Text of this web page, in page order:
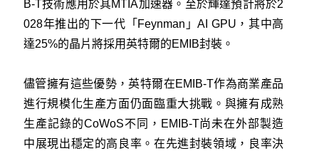
B-T技術應用於其MTIA加速器。至於輝達預計將於2
028年推出的下一代「Feynman」AI GPU，其中高
達25%的晶片將採用英特爾的EMIB封裝。
儘管擁有這些優勢，英特爾在EMIB-T作為商業產品
進行規模化生產方面仍面臨重大挑戰。與擁有成熟
生產記錄的CoWoS不同，EMIB-T尚未在外部製造
中展現出穩定的高良率。在先進封裝領域，良率決